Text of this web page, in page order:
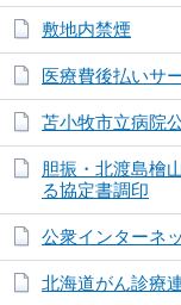
敷地内禁煙
医療費後払いサ
苫小牧市立病院
胆振・北渡島檜
る協定書調印
公衆インターネ
北海道がん診療